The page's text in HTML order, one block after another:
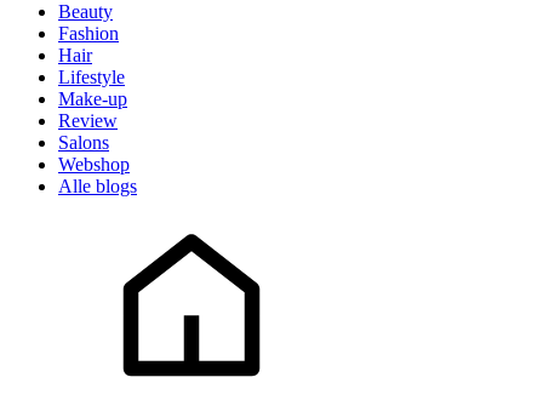
Beauty
Fashion
Hair
Lifestyle
Make-up
Review
Salons
Webshop
Alle blogs